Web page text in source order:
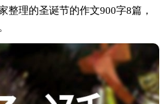
整理的圣诞节的作文900字8篇，